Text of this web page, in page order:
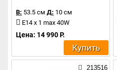
В: 53.5 см Д: 10 см
E14 x 1 max 40W
Цена: 14 990 Р.
Купить
213516